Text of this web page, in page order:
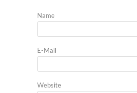
Name
E-Mail
Website